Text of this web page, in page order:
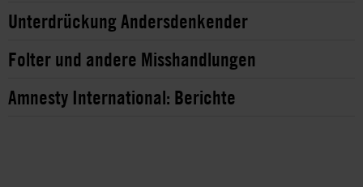
Unterdrückung Andersdenkender
Folter und andere Misshandlungen
Amnesty International: Berichte